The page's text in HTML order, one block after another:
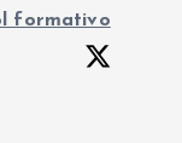
formativo